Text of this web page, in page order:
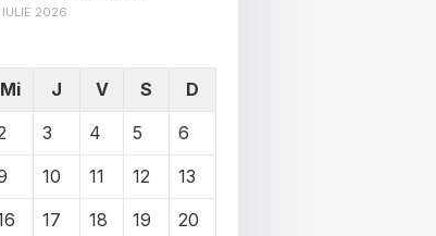
IULIE 2026
Mi J V S
D
3 4 5
6
10 11 12
13
17 18 19 20